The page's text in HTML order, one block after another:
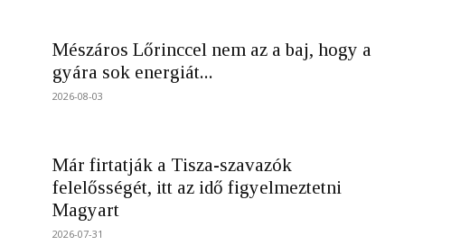
Mészáros Lőrinccel nem az a baj, hogy a
gyára sok energiát...
2026-08-03
Már firtatják a Tisza-szavazók
felelősségét, itt az idő figyelmeztetni
Magyart
2026-07-31